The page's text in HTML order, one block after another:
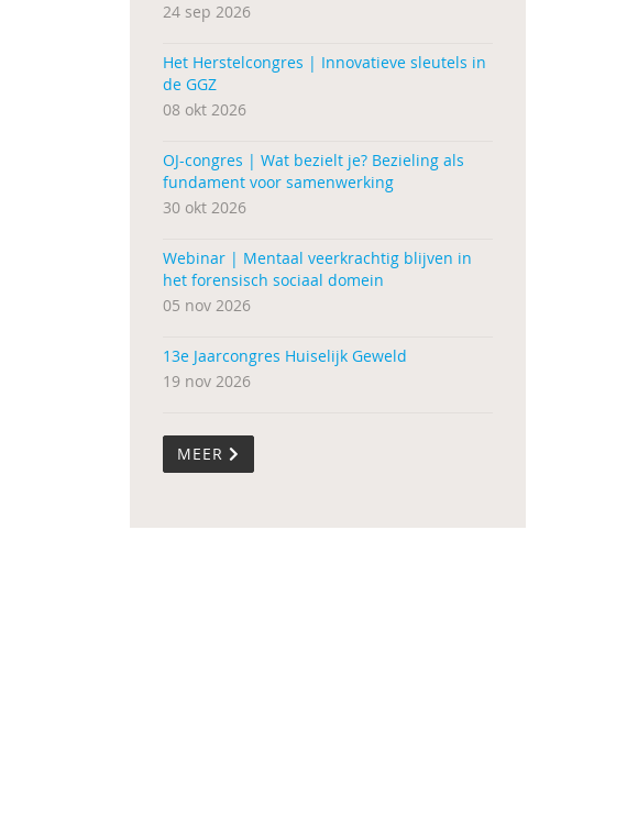
24 sep 2026
Het Herstelcongres | Innovatieve sleutels in
de GGZ
08 okt 2026
OJ-congres | Wat bezielt je? Bezieling als
fundament voor samenwerking
30 okt 2026
Webinar | Mentaal veerkrachtig blijven in
het forensisch sociaal domein
05 nov 2026
13e Jaarcongres Huiselijk Geweld
19 nov 2026
MEER